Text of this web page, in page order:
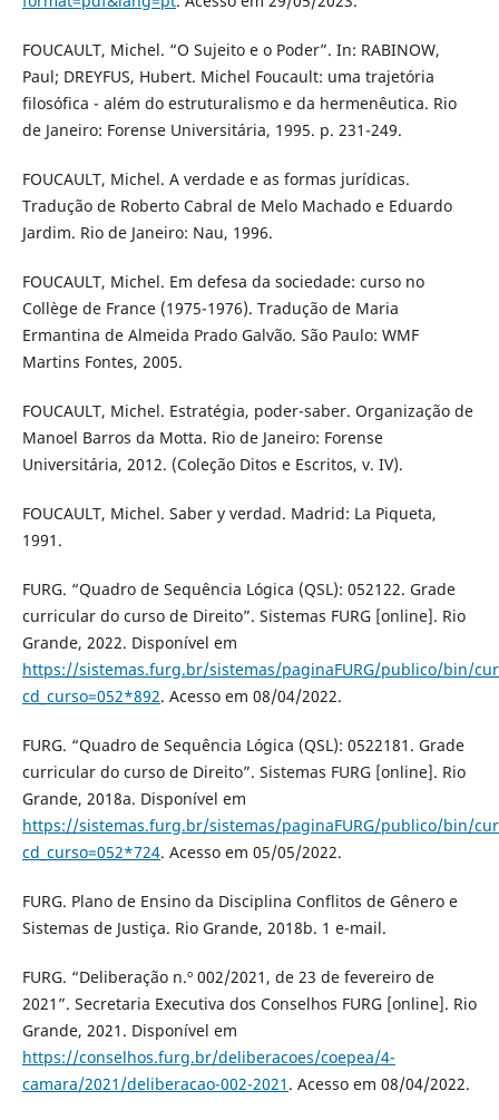
FOUCAULT, Michel. “O Sujeito e o Poder”. In: RABINOW,
Paul; DREYFUS, Hubert. Michel Foucault: uma trajetória
filosófica - além do estruturalismo e da hermenêutica. Rio
de Janeiro: Forense Universitária, 1995. p. 231-249.
FOUCAULT, Michel. A verdade e as formas jurídicas.
Tradução de Roberto Cabral de Melo Machado e Eduardo
Jardim. Rio de Janeiro: Nau, 1996.
FOUCAULT, Michel. Em defesa da sociedade: curso no
Collège de France (1975-1976). Tradução de Maria
Ermantina de Almeida Prado Galvão. São Paulo: WMF
Martins Fontes, 2005.
FOUCAULT, Michel. Estratégia, poder-saber. Organização de
Manoel Barros da Motta. Rio de Janeiro: Forense
Universitária, 2012. (Coleção Ditos e Escritos, v. IV).
FOUCAULT, Michel. Saber y verdad. Madrid: La Piqueta,
1991.
FURG. “Quadro de Sequência Lógica (QSL): 052122. Grade
curricular do curso de Direito”. Sistemas FURG [online]. Rio
Grande, 2022. Disponível em
https://sistemas.furg.br/sistemas/paginaFURG/publico/bin/
cd_curso=052*892. Acesso em 08/04/2022.
FURG. “Quadro de Sequência Lógica (QSL): 0522181. Grade
curricular do curso de Direito”. Sistemas FURG [online]. Rio
Grande, 2018a. Disponível em
https://sistemas.furg.br/sistemas/paginaFURG/publico/bin/
cd_curso=052*724. Acesso em 05/05/2022.
FURG. Plano de Ensino da Disciplina Conflitos de Gênero e
Sistemas de Justiça. Rio Grande, 2018b. 1 e-mail.
FURG. “Deliberação n.º 002/2021, de 23 de fevereiro de
2021”. Secretaria Executiva dos Conselhos FURG [online]. Rio
Grande, 2021. Disponível em
https://conselhos.furg.br/deliberacoes/coepea/4-
camara/2021/deliberacao-002-2021 . Acesso em 08/04/2022.